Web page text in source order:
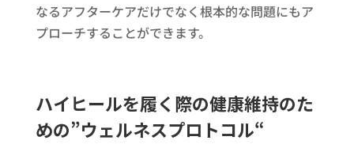
なるアフターケアだけでなく根本的な問題にもア
プローチすることができます。
ハイヒールを履く際の健康維持のた
めの”ウェルネスプロトコル“